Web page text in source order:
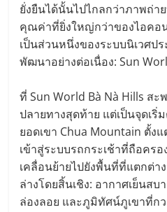
ยั่งยืนได้นั้นไปไกลกว่าภาพถ่า
คุณค่าที่ยิ่งใหญ่กว่าของไอคอ
เป็นส่วนหนึ่งของระบบนิเวศ
พัฒนาอย่างต่อเนื่อง: Sun
ที่ Sun World Bà Nà Hills ส
ปลายทางสุดท้าย แต่เป็นจุดเริ่
ยอดเขา Chua Mountain ตั้ง
เข้าสู่ระบบรถกระเช้าที่ถือคร
เคลื่อนย้ายไปยังพื้นที่ที่แตกต่า
ล่างโดยสิ้นเชิง: อากาศเย็นส
ล่องลอย และภูมิทัศน์ภูเขาที่ก